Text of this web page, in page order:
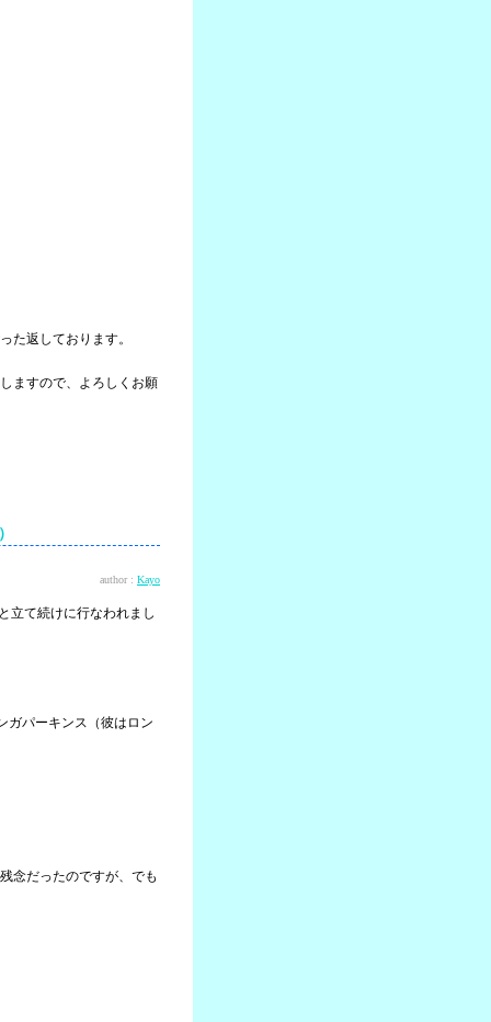
た返しております。
ますので、よろしくお願
author : Kayo
立て続けに行なわれまし
ガパーキンス（彼はロン
念だったのですが、でも